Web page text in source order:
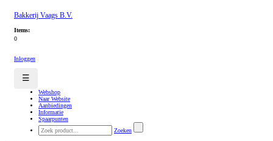
Bakkerij Vaags B.V.
Items:
0
Inloggen
☰
Webshop
Naar Website
Aanbiedingen
Informatie
Spaarpunten
Zoeken